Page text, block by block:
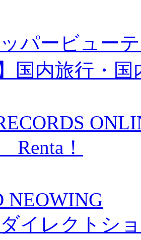
パービュー
】国内旅行・
！
NEOWING
イレクトシ